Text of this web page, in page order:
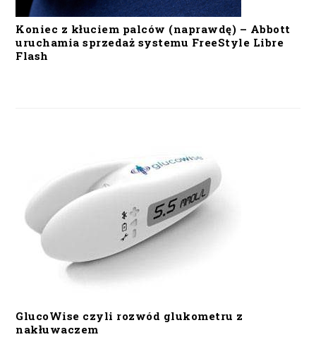
Koniec z kłuciem palców (naprawdę) – Abbott
uruchamia sprzedaż systemu FreeStyle Libre
Flash
GlucoWise czyli rozwód glukometru z
nakłuwaczem